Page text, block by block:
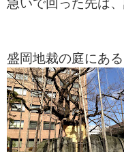
盛岡地裁の庭にあ